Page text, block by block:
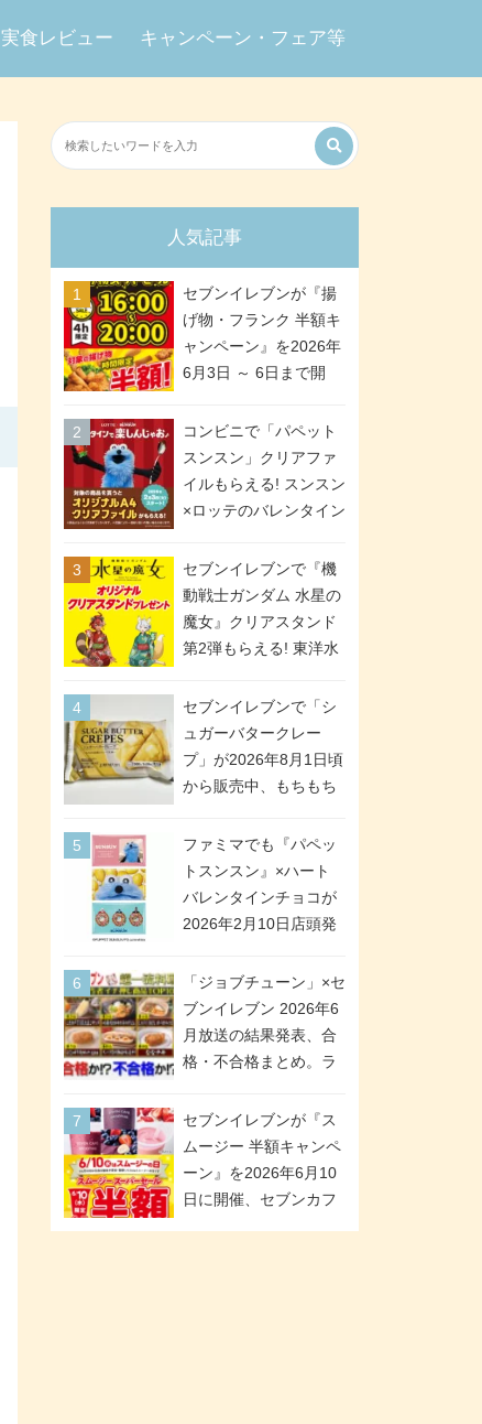
実食レビュー キャンペーン・フェア等
人気記事
セブンイレブンが『揚
げ物・フランク 半額キ
ャンペーン』を2026年
6月3日 ～ 6日まで開
などが「揚げ物スーパ
ーセール」でお得に! 各
日16:00 ～ 20:00の4時
間限定で実施。ななチ
メリカンドッグが税抜
き69円!
コンビニで「パペット
スンスン」クリアファ
イルもらえる! スンスン
×ロッテのバレンタイン
スタート。セブン、フ
ァミマ、ローソンの3社
で異なるデザイン＆対
象商品
セブンイレブンで『機
動戦士ガンダム 水星の
魔女』クリアスタンド
第2弾もらえる! 東洋水
ペーンが2026年5月26
日スタート。浴衣＆た
ぬき・キツネ姿のスレ
ッタ / ミオリネ / グエ
号・5号) / シャディク
ドになって登場!
セブンイレブンで「シ
ュガーバタークレー
プ」が2026年8月1日頃
から販売中、もちもち
シュガー＆バターをレ
ンジアップで手軽に楽
しめる冷凍食品。2個入
り
ファミマでも『パペッ
トスンスン』×ハート
バレンタインチョコが
2026年2月10日店頭発
チョコ」「チョコ缶」
「ツインギフト」が登
場
「ジョブチューン」×セ
ブンイレブン 2026年6
月放送の結果発表、合
格・不合格まとめ。ラ
合格「金のハンバー
グ」。満場一致合格数
は6商品、合格数は2商
品。TVerでの見逃し配
セブンイレブンが『ス
ムージー 半額キャンペ
ーン』を2026年6月10
日に開催、セブンカフ